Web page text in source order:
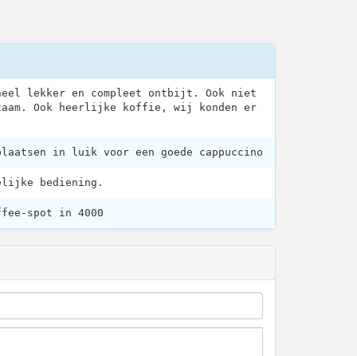
heel lekker en compleet ontbijt. Ook niet
Ook heerlijke koffie, wij konden er
in luik voor een goede cappuccino
bediening.
spot in 4000